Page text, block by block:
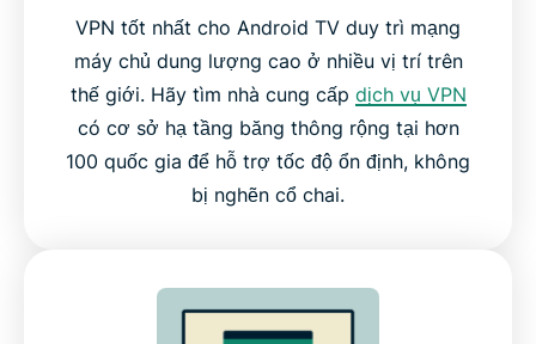
VPN tốt nhất cho Android TV duy trì mạng
máy chủ dung lượng cao ở nhiều vị trí trên
thế giới. Hãy tìm nhà cung cấp dịch vụ VPN
có cơ sở hạ tầng băng thông rộng tại hơn
100 quốc gia để hỗ trợ tốc độ ổn định, không
bị nghẽn cổ chai.